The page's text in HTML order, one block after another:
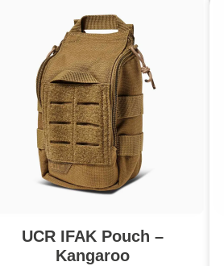
UCR IFAK Pouch –
Kangaroo